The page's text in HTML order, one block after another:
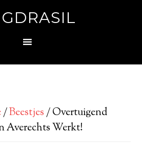
/Beestjes/Overtuigend
Averechts Werkt!